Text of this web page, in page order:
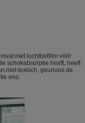
met luchtbelfilm vóór
schokabsorptie heeft, heeft
niet-toxisch, geurloos de
enz.